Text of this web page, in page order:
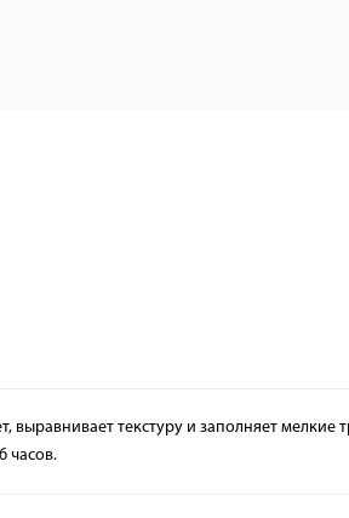
выравнивает текстуру и заполняет
часов.